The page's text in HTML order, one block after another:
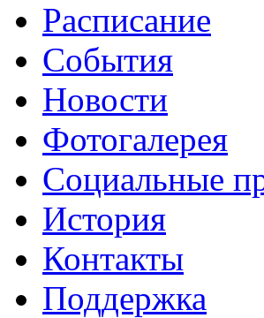
Расписание
События
Новости
Фотогалерея
Социальные
История
Контакты
Поддержка